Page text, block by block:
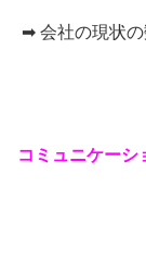
➡ 会社の現状
コミュニケーシ